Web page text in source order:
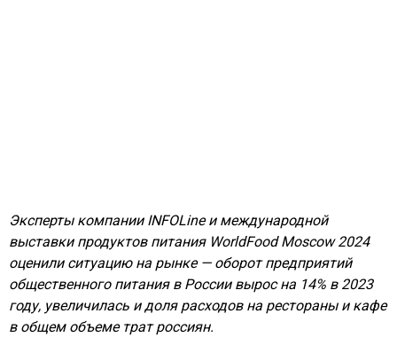
Эксперты компании INFOLine и международной
выставки продуктов питания WorldFood Moscow 2024
оценили ситуацию на рынке — оборот предприятий
общественного питания в России вырос на 14% в 2023
году, увеличилась и доля расходов на рестораны и кафе
в общем объеме трат россиян.